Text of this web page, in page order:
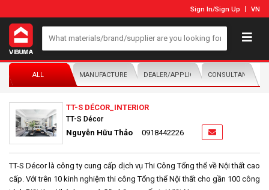
Sign In/Sign Up VN
ALL MANUFACTURER/DISTRIBUTORDEALER/APPLICATORCONSULTANTS
TT-S DÉCOR_INTERIOR
TT-S Décor
Nguyễn Hữu Thảo 0918442226
TT-S Décor là công ty cung cấp dịch vụ Thi Công Tổng thể về Nội thất cao
cấp. Với trên 10 kinh nghiệm thi công Tổng thể Nội thất cho gần 100 công